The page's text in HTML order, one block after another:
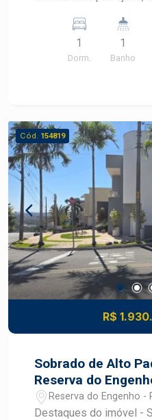
serviço, 01 vaga.
1
Dorm.
1
Banho
Cód. 154819
R$
Sobrado de Alto
Reserva do
Reserva do Engenho -
Destaques do imóvel - Sobrado de esquina em